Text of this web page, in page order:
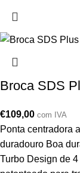
Broca SDS
€109,00 com IVA
Ponta centradora
duradouro Boa
Turbo Design de